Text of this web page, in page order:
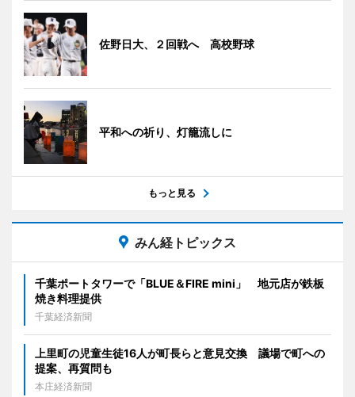
佐野日大、２回戦へ 高校野球
平和への祈り、灯籠流しに
もっと見る
みん経トピックス
千葉ポートタワーで「BLUE＆FIRE mini」 地元店が鉄板
焼き料理提供
千葉経済新聞
上里町の児童生徒16人が町長らと意見交換 議場で町への
提案、再質問も
本庄経済新聞